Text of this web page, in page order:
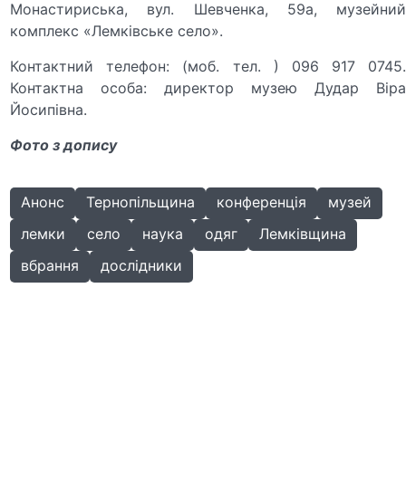
Монастириська, вул. Шевченка, 59а, музейний
комплекс «Лемківське село».
Контактний телефон: (моб. тел. ) 096 917 0745.
Контактна особа: директор музею Дудар Віра
Йосипівна.
Фото з допису
Анонс Тернопільщина конференція
музей
лемки
село наука одяг
Лемківщина
вбрання
дослідники